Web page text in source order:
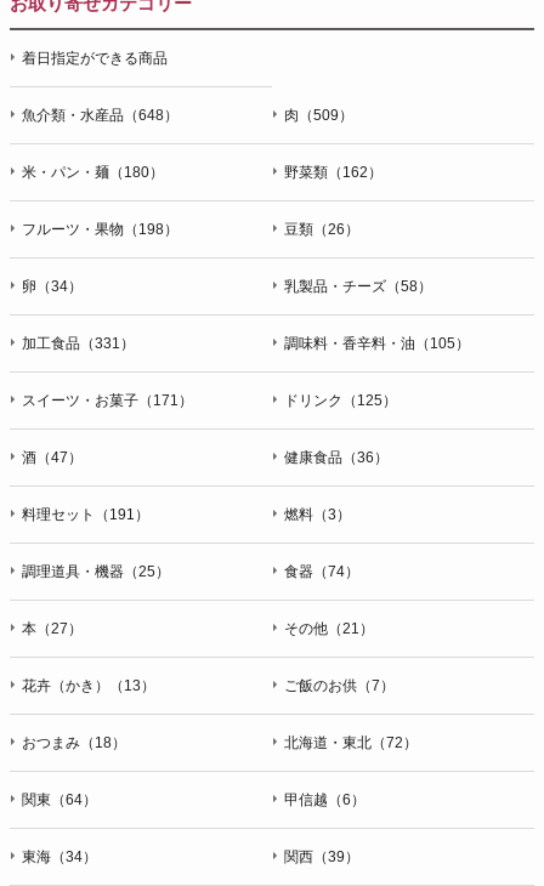
着日指定ができる商品
魚介類・水産品（648） 肉（509）
米・パン・麺（180） 野菜類（162）
フルーツ・果物（198） 豆類（26）
卵（34） 乳製品・チーズ（58）
加工食品（331） 調味料・香辛料・油（105）
スイーツ・お菓子（171） ドリンク（125）
酒（47） 健康食品（36）
料理セット（191） 燃料（3）
調理道具・機器（25） 食器（74）
本（27） その他（21）
花卉（かき）（13） ご飯のお供（7）
おつまみ（18） 北海道・東北（72）
関東（64） 甲信越（6）
東海（34） 関西（39）